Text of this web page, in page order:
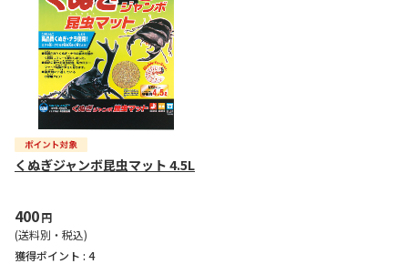
くぬぎジャンボ昆虫マット 4.5L
400円
(送料別・税込)
獲得ポイント : 4